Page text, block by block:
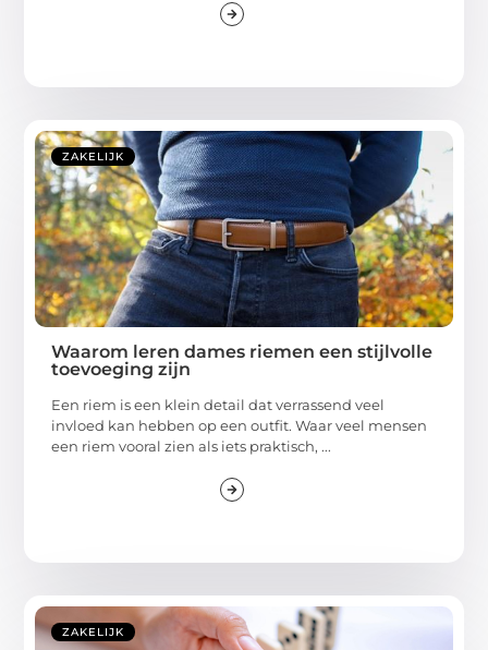
ZAKELIJK
Waarom leren dames riemen een stijlvolle
toevoeging zijn
Een riem is een klein detail dat verrassend veel
invloed kan hebben op een outfit. Waar veel mensen
een riem vooral zien als iets praktisch, ...
ZAKELIJK